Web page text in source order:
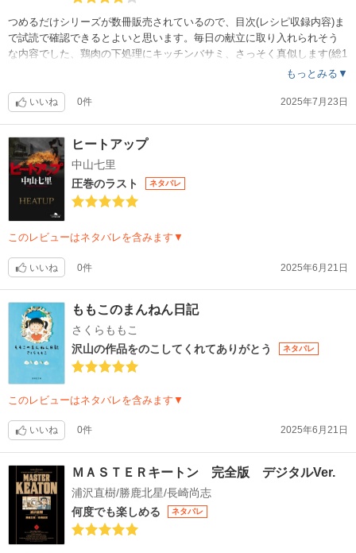
つめるだけシリーズが数冊販売されているので、目次(レシピ収録内容)ま
で試読で確認できるとよいと思います。毎日の献立に取り入れられそう
な内容でした、鶏肉の下処理にキッチンバサミ、さっそく真似します(総1
もっとみる▼
いいね 0件 2025年7月23日
ヒートアップ
中山七里
圧巻のラスト
ネタバレ
このレビューはネタバレを含みます▼
いいね 0件 2025年6月21日
ももこのまんねん日記
さくらももこ
沢山の作品をのこしてくれてありがとう
ネタバレ
このレビューはネタバレを含みます▼
いいね 0件 2025年6月21日
ＭＡＳＴＥＲキートン 完全版 デジタルVer.
浦沢直樹/勝鹿北星/長崎尚志
何度でも楽しめる
ネタバレ